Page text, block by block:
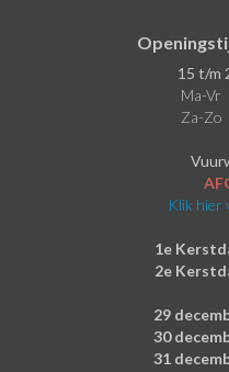
15 t/m
Ma-Vr
Za-Zo
Klik hier
1e
2e
29
30
31